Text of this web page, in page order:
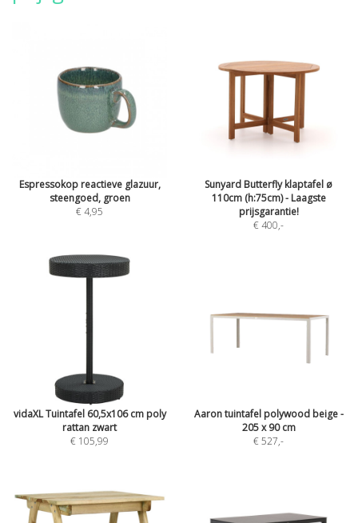
Espressokop reactieve glazuur,
steengoed, groen
€ 4,95
Sunyard Butterfly klaptafel ø
110cm (h:75cm) - Laagste
prijsgarantie!
€ 400,-
vidaXL Tuintafel 60,5x106 cm poly
rattan zwart
€ 105,99
Aaron tuintafel polywood beige -
205 x 90 cm
€ 527,-